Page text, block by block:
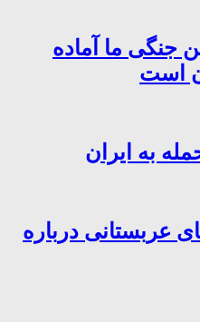
جنگی ما آماده
است
به ایران
عربستانی درباره